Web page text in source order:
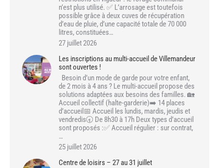
n’est plus utilisé. ✅ L’arrosage est toutefois
possible grâce à deux cuves de récupération
d’eau de pluie, d’une capacité totale de 70 000
litres, constituées…
27 juillet 2026
Les inscriptions au multi-accueil de Villemandeur
sont ouvertes !
Besoin d’un mode de garde pour votre enfant,
de 2 mois à 4 ans ? Le multi-accueil propose des
solutions adaptées aux besoins des familles. 🏡
Accueil collectif (halte-garderie)➡️ 14 places
d’accueil📅 Accueil les lundis, mardis, jeudis et
vendredis🕣 De 8h30 à 17h Deux types d’accueil
sont proposés :✅ Accueil régulier : sur contrat,
…
25 juillet 2026
Centre de loisirs – 27 au 31 juillet